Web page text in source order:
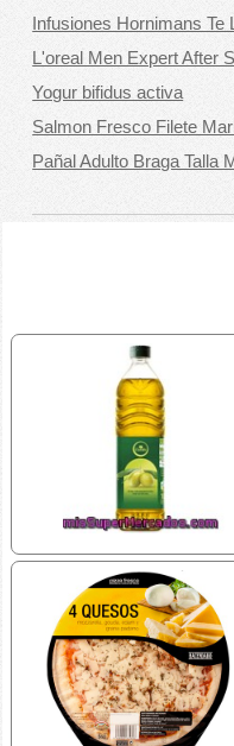
Infusiones Hornimans Te
L'oreal Men Expert After
Yogur bifidus activa
Salmon Fresco Filete
Pañal Adulto Braga Talla